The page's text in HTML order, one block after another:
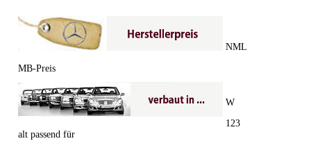
MB-Preis
NML
alt passend für
W
123